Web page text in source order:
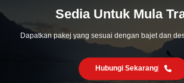
Sedia Untuk Mula
Dapatkan pakej yang sesuai dengan bajet dan
Hubungi Sekarang